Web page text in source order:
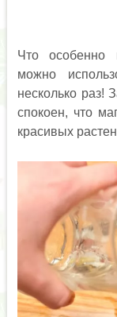
Что особенно
можно
несколько раз!
спокоен, что
красивых